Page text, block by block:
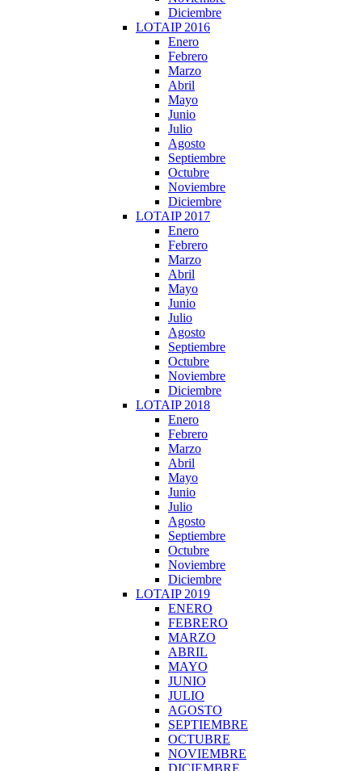
Diciembre
LOTAIP 2016
Enero
Febrero
Marzo
Abril
Mayo
Junio
Julio
Agosto
Septiembre
Octubre
Noviembre
Diciembre
LOTAIP 2017
Enero
Febrero
Marzo
Abril
Mayo
Junio
Julio
Agosto
Septiembre
Octubre
Noviembre
Diciembre
LOTAIP 2018
Enero
Febrero
Marzo
Abril
Mayo
Junio
Julio
Agosto
Septiembre
Octubre
Noviembre
Diciembre
LOTAIP 2019
ENERO
FEBRERO
MARZO
ABRIL
MAYO
JUNIO
JULIO
AGOSTO
SEPTIEMBRE
OCTUBRE
NOVIEMBRE
DICIEMBRE